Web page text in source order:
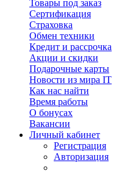
Товары под заказ
Сертификация
Страховка
Обмен техники
Кредит и рассрочка
Акции и скидки
Подарочные карты
Новости из мира IT
Как нас найти
Время работы
О бонусах
Вакансии
Личный кабинет
Регистрация
Авторизация